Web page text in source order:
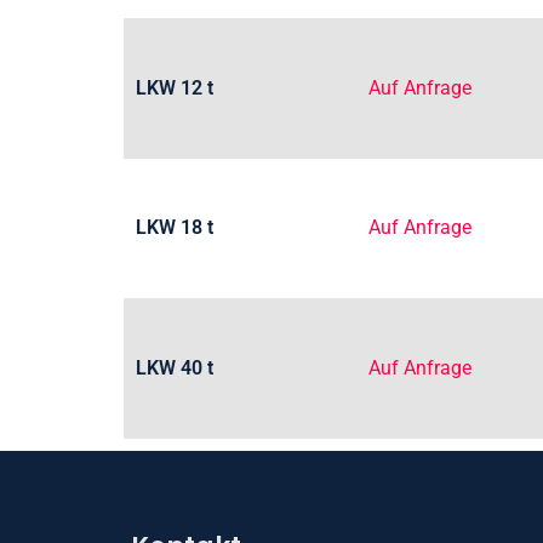
LKW 12 t Auf Anfrage
LKW 18 t Auf Anfrage
LKW 40 t Auf Anfrage